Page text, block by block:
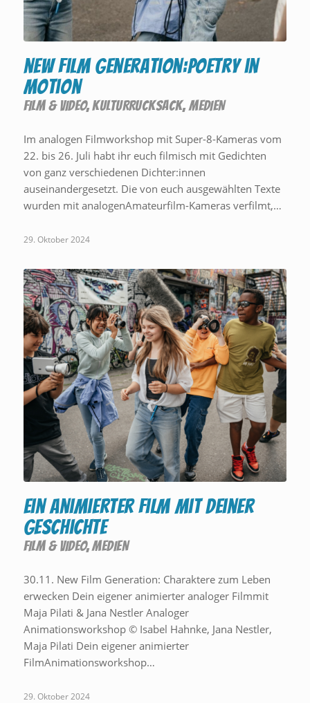
new film generation:poetry in
motion
FILM & VIDEO,KULTURRUCKSACK,MEDIEN
Im analogen Filmworkshop mit Super-8-Kameras vom
22. bis 26. Juli habt ihr euch filmisch mit Gedichten
von ganz verschiedenen Dichter:innen
auseinandergesetzt. Die von euch ausgewählten Texte
wurden mit analogenAmateurfilm-Kameras verfilmt,…
29. Oktober 2024
Ein animierter Film mit deiner
Geschichte
FILM & VIDEO,MEDIEN
30.11. New Film Generation: Charaktere zum Leben
erwecken Dein eigener animierter analoger Filmmit
Maja Pilati & Jana Nestler Analoger
Animationsworkshop © Isabel Hahnke, Jana Nestler,
Maja Pilati Dein eigener animierter
FilmAnimationsworkshop…
29. Oktober 2024